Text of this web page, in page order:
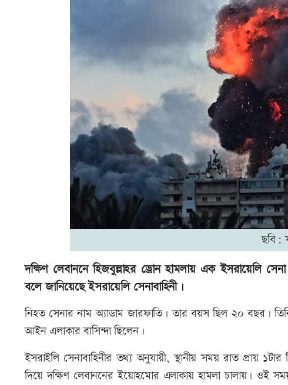
ছবি:
দক্ষিণ লেবাননে হিজবুল্লাহর ড্রোন হামলায় এক
বলে জানিয়েছে ইসরায়েলি সেনাবাহিনী।
নিহত সেনার নাম অ্যাডাম জারফাতি। তার বয়স ছিল ২০ বছর।
আইন এলাকার বাসিন্দা ছিলেন।
ইসরাইলি সেনাবাহিনীর তথ্য অনুযায়ী, স্থানীয় সময় রাত প্রায়
দিয়ে দক্ষিণ লেবাননের ইয়োহমোর এলাকায় হামলা চালায়। ওই